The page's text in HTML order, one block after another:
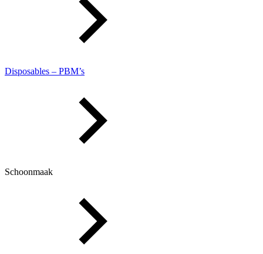
Disposables – PBM’s
Schoonmaak